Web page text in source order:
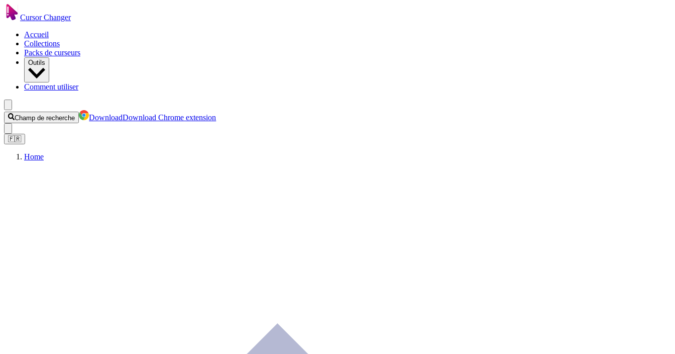
Cursor Changer
Accueil
Collections
Packs de curseurs
Outils
Comment utiliser
Champ de recherche DownloadDownload Chrome extension
🇫🇷
Home